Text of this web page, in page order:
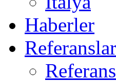
Haberler
Referanslar